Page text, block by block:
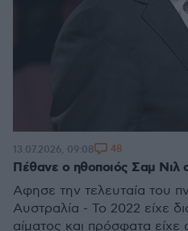
Πέθανε ο ηθοποιός Σαμ Νιλ
Αφησε την τελευταία του
Αυστραλία - Το 2022 είχε
αίματος και πρόσφατα είχε
13.07.2026, 09:08 48